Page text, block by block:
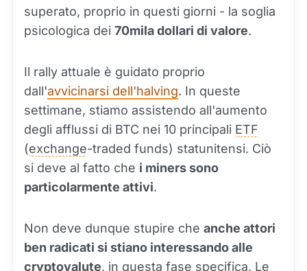
superato, proprio in questi giorni - la soglia
psicologica dei 70mila dollari di valore.
Il rally attuale è guidato proprio
dall'avvicinarsi dell'halving. In queste
settimane, stiamo assistendo all'aumento
degli afflussi di BTC nei 10 principali ETF
(exchange-traded funds) statunitensi. Ciò
si deve al fatto che i miners sono
particolarmente attivi.
Non deve dunque stupire che anche attori
ben radicati si stiano interessando alle
cryptovalute, in questa fase specifica. Le